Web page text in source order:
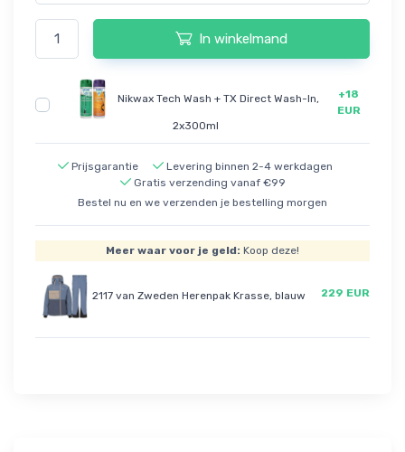
In winkelmand
Nikwax Tech Wash + TX Direct Wash-In,
2x300ml
+18
EUR
Prijsgarantie
Levering binnen 2-4 werkdagen
Gratis verzending vanaf €99
Bestel nu en we verzenden je bestelling morgen
Meer waar voor je geld: Koop deze!
2117 van Zweden Herenpak Krasse, blauw 229 EUR